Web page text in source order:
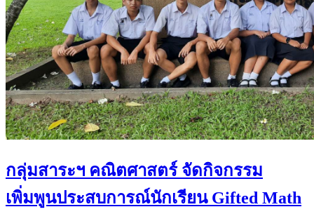
กลุ่มสาระฯ คณิตศาสตร์ จัดกิจกรรม
เพิ่มพูนประสบการณ์นักเรียน Gifted Math